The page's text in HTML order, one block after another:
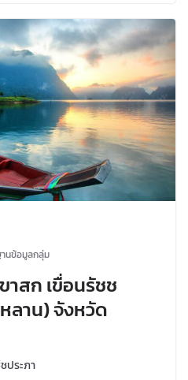
นข้อมูลกลุ่ม
าสก เขื่อนรัชช
ลาน) จังหวัด
ประภา